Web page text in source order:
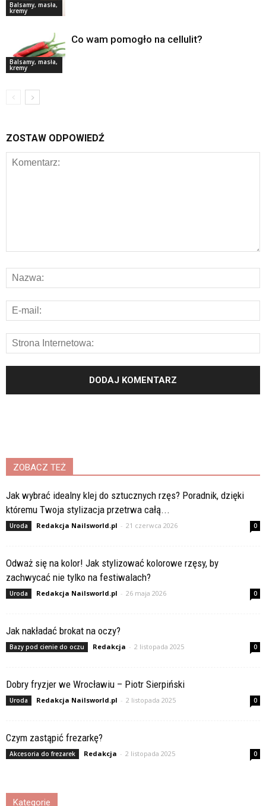
Balsamy, masła,
kremy
Balsamy, masła,
kremy
Co wam pomogło na cellulit?
ZOSTAW ODPOWIEDŹ
ZOBACZ TEŻ
Jak wybrać idealny klej do sztucznych rzęs? Poradnik, dzięki
któremu Twoja stylizacja przetrwa całą...
Uroda Redakcja Nailsworld.pl - 21 czerwca 2026 0
Odważ się na kolor! Jak stylizować kolorowe rzęsy, by
zachwycać nie tylko na festiwalach?
Uroda Redakcja Nailsworld.pl - 26 maja 2026 0
Jak nakładać brokat na oczy?
Bazy pod cienie do oczu Redakcja - 2 listopada 2025 0
Dobry fryzjer we Wrocławiu – Piotr Sierpiński
Uroda Redakcja Nailsworld.pl - 2 listopada 2025 0
Czym zastąpić frezarkę?
Akcesoria do frezarek Redakcja - 2 listopada 2025 0
Kategorie